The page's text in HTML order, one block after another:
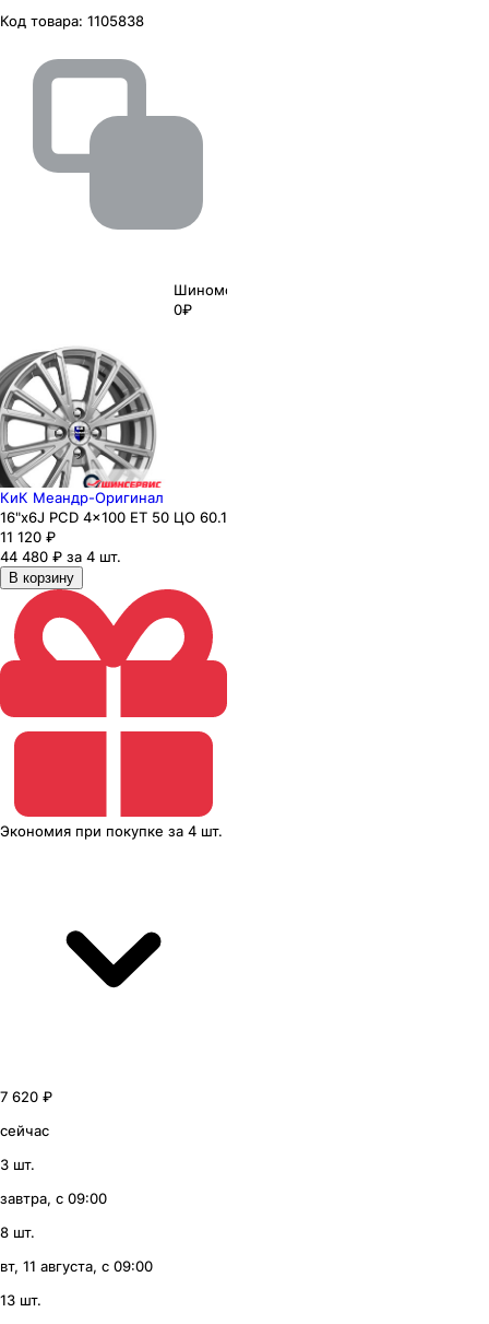
Код товара: 1105838
Шиномонтаж
0₽
КиК Меандр-Оригинал
16"x6J PCD 4x100 ЕТ 50 ЦО 60.1
11 120 ₽
44 480 ₽ за 4 шт.
В корзину
Экономия при покупке за 4 шт.
7 620 ₽
сейчас
3 шт.
завтра, с 09:00
8 шт.
вт, 11 августа, с 09:00
13 шт.